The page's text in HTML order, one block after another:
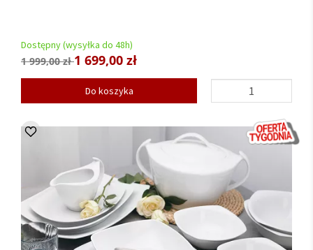
Dostępny (wysyłka do 48h)
1 999,00 zł1 699,00 zł
Do koszyka